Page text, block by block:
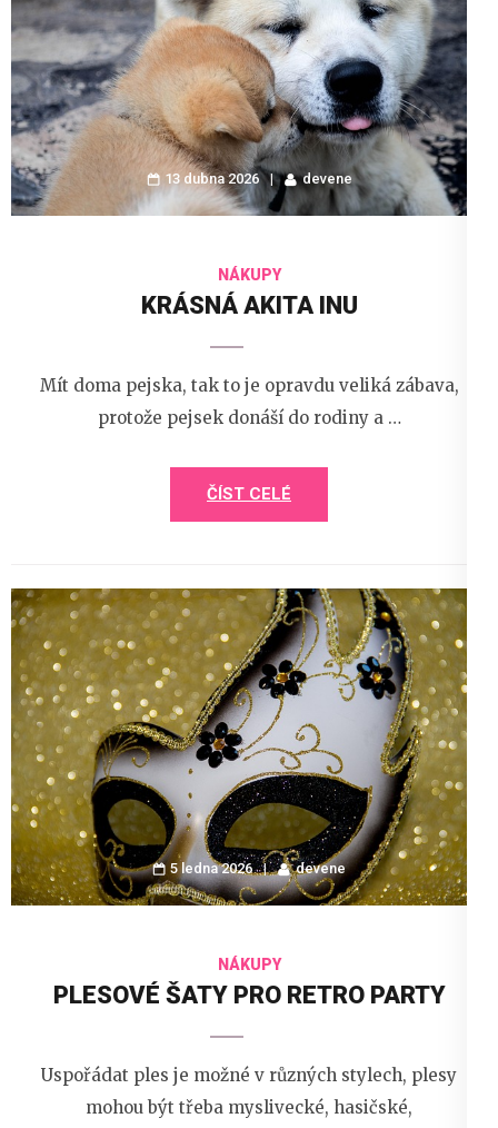
13 dubna 2026 devene
NÁKUPY
KRÁSNÁ AKITA INU
Mít doma pejska, tak to je opravdu veliká zábava,
protože pejsek donáší do rodiny a …
ČÍST CELÉ
5 ledna 2026 devene
NÁKUPY
PLESOVÉ ŠATY PRO RETRO PARTY
Uspořádat ples je možné v různých stylech, plesy
mohou být třeba myslivecké, hasičské,